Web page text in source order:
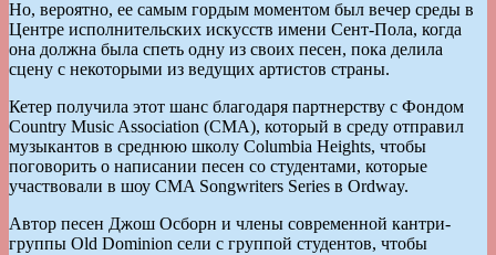
Но, вероятно, ее самым гордым моментом был вечер среды в
Центре исполнительских искусств имени Сент-Пола, когда
она должна была спеть одну из своих песен, пока делила
сцену с некоторыми из ведущих артистов страны.
Кетер получила этот шанс благодаря партнерству с Фондом
Country Music Association (CMA), который в среду отправил
музыкантов в среднюю школу Columbia Heights, чтобы
поговорить о написании песен со студентами, которые
участвовали в шоу CMA Songwriters Series в Ordway.
Автор песен Джош Осборн и члены современной кантри-
группы Old Dominion сели с группой студентов, чтобы